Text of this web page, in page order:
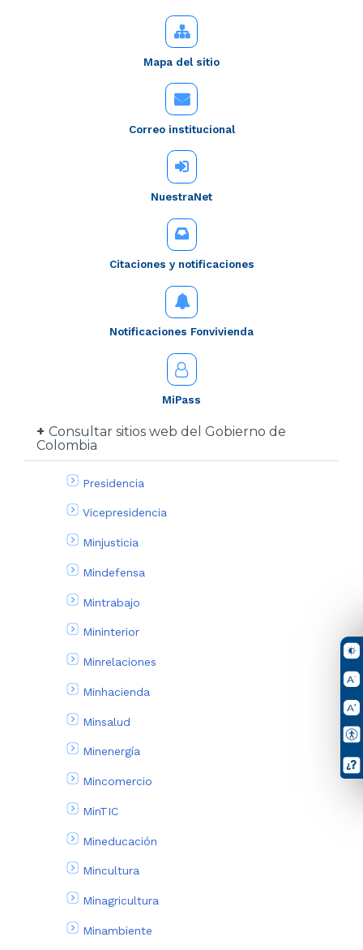
Mapa del sitio
Correo institucional
NuestraNet
Citaciones y notificaciones
Notificaciones Fonvivienda
MiPass
Consultar sitios web del Gobierno de
Colombia
Presidencia
Vicepresidencia
Minjusticia
Mindefensa
Mintrabajo
Mininterior
Minrelaciones
Minhacienda
Minsalud
Minenergía
Mincomercio
MinTIC
Mineducación
Mincultura
Minagricultura
Minambiente